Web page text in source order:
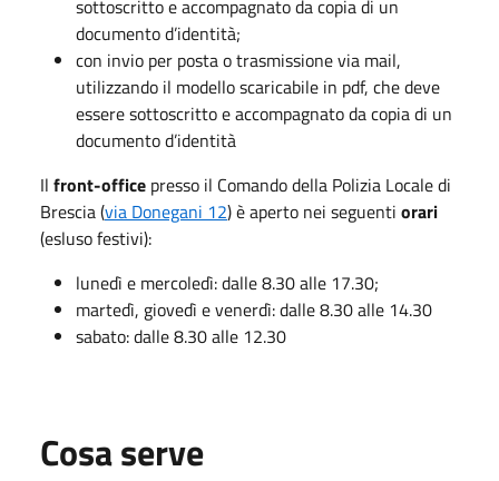
sottoscritto e accompagnato da copia di un
documento d’identità;
con invio per posta o trasmissione via mail,
utilizzando il modello scaricabile in pdf, che deve
essere sottoscritto e accompagnato da copia di un
documento d’identità
Il front-office presso il Comando della Polizia Locale di
Brescia (via Donegani 12) è aperto nei seguenti orari
(esluso festivi):
lunedì e mercoledì: dalle 8.30 alle 17.30;
martedì, giovedì e venerdì: dalle 8.30 alle 14.30
sabato: dalle 8.30 alle 12.30
Cosa serve